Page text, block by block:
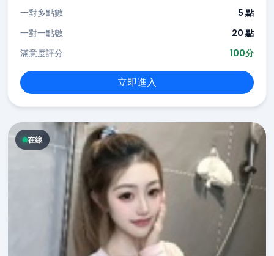
一對多點數
5 點
一對一點數
20 點
滿意度評分
100分
立即進入
在線